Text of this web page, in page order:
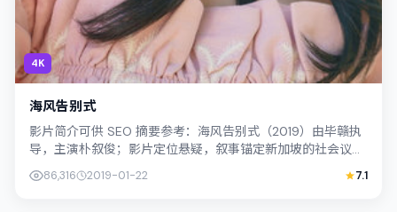
4K
海风告别式
影片简介可供 SEO 摘要参考：海风告别式（2019）由毕赣执
导，主演朴叙俊；影片定位悬疑，叙事锚定新加坡的社会议题
与个体命运，镜头克制而不煽情...
86,316 2019-01-22 7.1